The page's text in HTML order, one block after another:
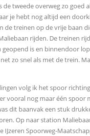
de tweede overweg zo goed
je hebt nog altijd een
de treinen op de vrije baan
rijden. De treinen
is en binnendoor
zo snel als met de trein.
volg ik het spoor
vooral nog maar één spoor
dit baanvak een stuk
Op naar station
IJzeren Spoorweg-